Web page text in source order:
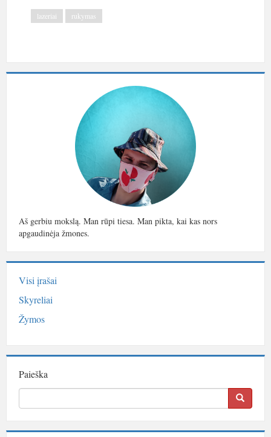
lazeriai rukymas
Aš gerbiu mokslą. Man rūpi tiesa. Man pikta, kai kas nors
apgaudinėja žmones.
Visi įrašai
Skyreliai
Žymos
Paieška